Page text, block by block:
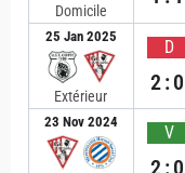
Domicile
25 Jan 2025
Extérieur
D
2:0
23 Nov 2024
V
2:0